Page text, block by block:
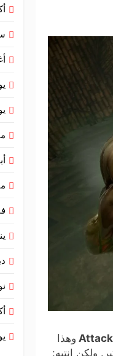
وهذا
ولكن انتبه: